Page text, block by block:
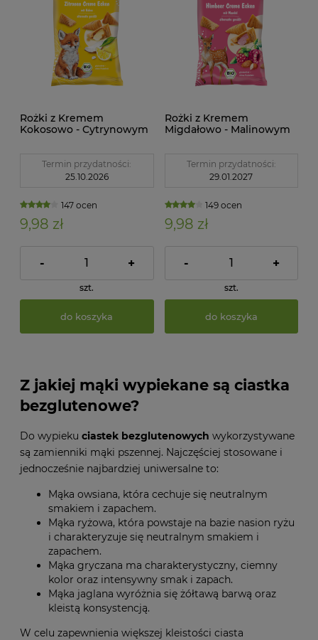
Rożki z Kremem
Kokosowo - Cytrynowym
Termin przydatności:
25.10.2026
147 ocen
9,98 zł
- +
szt.
do koszyka
Rożki z Kremem
Migdałowo - Malinowym
Termin przydatności:
29.01.2027
149 ocen
9,98 zł
- +
szt.
do koszyka
Z jakiej mąki wypiekane są ciastka
bezglutenowe?
Do wypieku ciastek bezglutenowych wykorzystywane
są zamienniki mąki pszennej. Najczęściej stosowane i
jednocześnie najbardziej uniwersalne to:
Mąka owsiana, która cechuje się neutralnym
smakiem i zapachem.
Mąka ryżowa, która powstaje na bazie nasion ryżu
i charakteryzuje się neutralnym smakiem i
zapachem.
Mąka gryczana ma charakterystyczny, ciemny
kolor oraz intensywny smak i zapach.
Mąka jaglana wyróżnia się żółtawą barwą oraz
kleistą konsystencją.
W celu zapewnienia większej kleistości ciasta